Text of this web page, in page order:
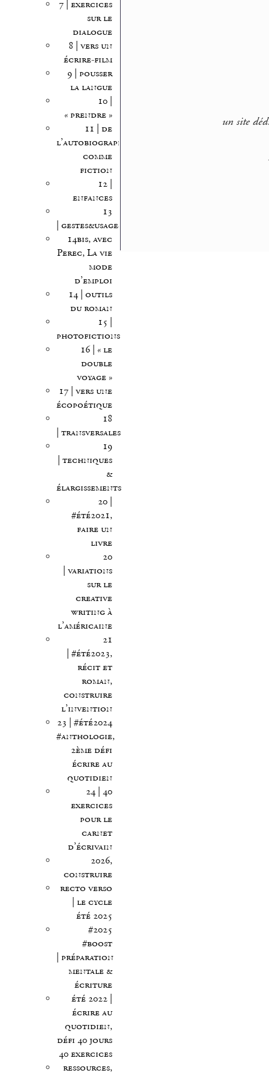
7 | exercices
sur le
dialogue
8 | vers un
écrire-film
9 | pousser
la langue
10 |
« prendre »
11 | de
l’autobiographie
comme
fiction
12 |
enfances
13
| gestes&usages
14bis, avec
Perec, La vie
mode
d’emploi
14 | outils
du roman
15 |
photofictions
16 | « le
double
voyage »
17 | vers une
écopoétique
18
| transversales
19
| techniques
&
élargissements
20 |
#été2021,
faire un
livre
20
| variations
sur le
creative
writing à
l’américaine
21
| #été2023,
récit et
roman,
construire
l’invention
23 | #été2024
#anthologie,
2ème défi
écrire au
quotidien
24 | 40
exercices
pour le
carnet
d’écrivain
2026,
construire
recto verso
| le cycle
été 2025
#2025
#boost
| préparation
mentale &
écriture
été 2022 |
écrire au
quotidien,
défi 40 jours
40 exercices
ressources,
un site